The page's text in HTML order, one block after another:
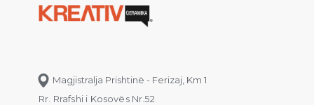
Magjistralja Prishtinë - Ferizaj, Km 1
Rr. Rrafshi i Kosovës Nr.52